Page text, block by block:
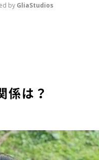
by GliaStudios
係は？